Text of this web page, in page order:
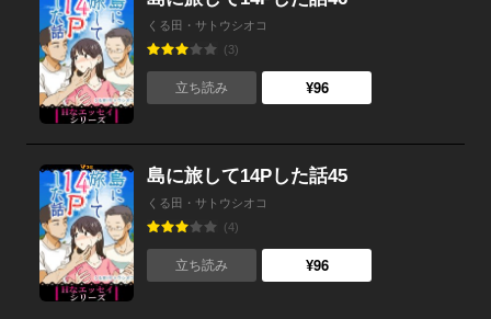
くる田・サトウシオコ
(3)
立ち読み ¥96
島に旅して14Pした話45
くる田・サトウシオコ
(4)
立ち読み ¥96